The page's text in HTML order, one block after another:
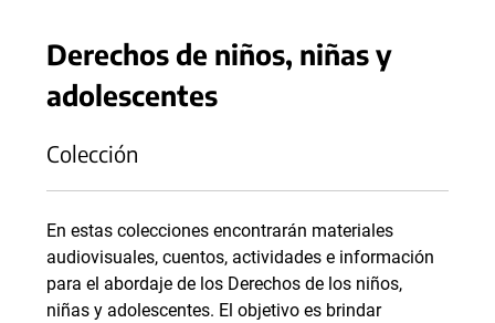
Derechos de niños, niñas y
adolescentes
Colección
En estas colecciones encontrarán materiales
audiovisuales, cuentos, actividades e información
para el abordaje de los Derechos de los niños,
niñas y adolescentes. El objetivo es brindar